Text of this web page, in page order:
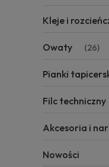
Kleje i
Owaty (26)
Pianki
Filc techniczny
Akcesoria i
Nowości